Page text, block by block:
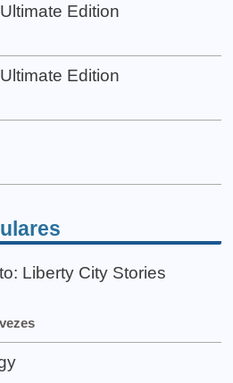
Edition
Edition
Liberty City Stories